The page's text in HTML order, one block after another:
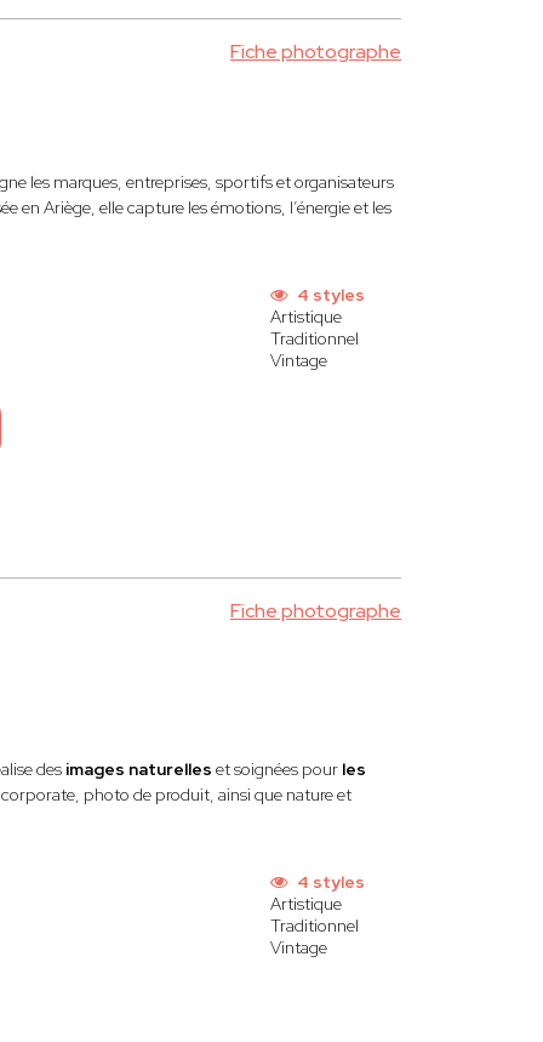
Fiche photographe
les marques, entreprises, sportifs et organisateurs
en Ariège, elle capture les émotions, l’énergie et les
4 styles
Artistique
Traditionnel
Vintage
Fiche photographe
des images naturelles et soignées pourles
photo de produit, ainsi que nature et
4 styles
Artistique
Traditionnel
Vintage